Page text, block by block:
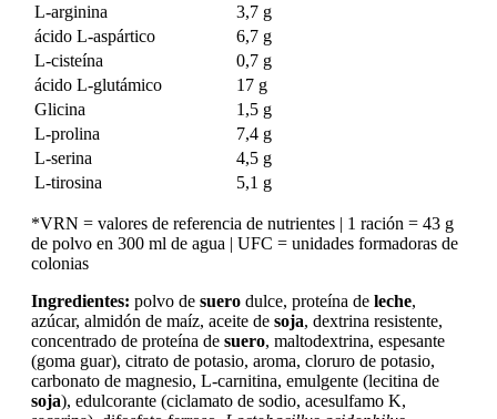
L-arginina
3,7 g
ácido L-aspártico
6,7 g
L-cisteína
0,7 g
ácido L-glutámico
17 g
Glicina
1,5 g
L-prolina
7,4 g
L-serina
4,5 g
L-tirosina
5,1 g
*VRN = valores de referencia de nutrientes | 1 ración = 43 g
de polvo en 300 ml de agua | UFC = unidades formadoras de
colonias
Ingredientes: polvo de suero dulce, proteína de leche,
azúcar, almidón de maíz, aceite de soja, dextrina resistente,
concentrado de proteína de suero, maltodextrina, espesante
(goma guar), citrato de potasio, aroma, cloruro de potasio,
carbonato de magnesio, L-carnitina, emulgente (lecitina de
soja), edulcorante (ciclamato de sodio, acesulfamo K,